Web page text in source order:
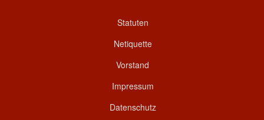
Statuten
Netiquette
Vorstand
Impressum
Datenschutz